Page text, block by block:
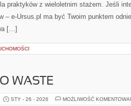
praktyków z wieloletnim stażem. Jeśli
– e-Ursus.pl ma być Twoim punktem
[…]
WASTE
STY - 26 - 2026 MOŻLIWOŚĆ